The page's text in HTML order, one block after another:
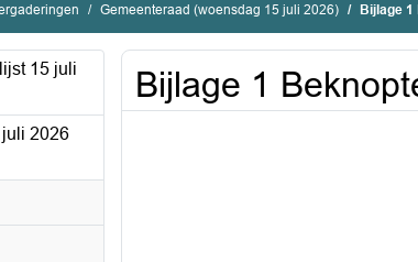
Gemeenteraad (woensdag 15 juli 2026) Bijlage
15 juli
2026
Bijlage 1